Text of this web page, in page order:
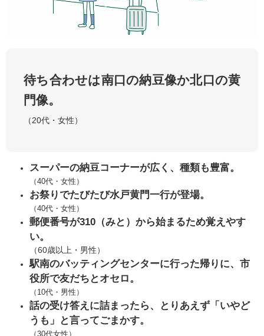
待ち合わせは南口の納豆像か北口の黄
門像。
（20代・女性）
スーパーの納豆コーナーが広く、種類も豊富。
（40代・女性）
​お祭りでたびたび水戸黄門一行が登場。
（40代・女性）
​郵便番号が310（みと）から始まるため覚えやす
い。
（60歳以上・男性）
​駅南のバッティングセンターに行った帰りに、市
役所で友だちとオセロ。
（10代・男性）
話の受け答えに詰まったら、とりあえず「いやど
うも」と言ってごまかす。
（30代女性）